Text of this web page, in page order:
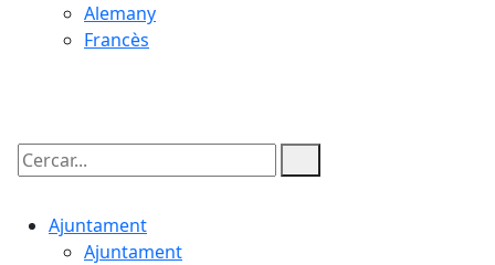
Alemany
Francès
Cercar:
Ajuntament
Ajuntament